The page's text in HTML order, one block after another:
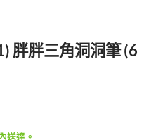
胖胖三角洞洞筆 (6
送達。